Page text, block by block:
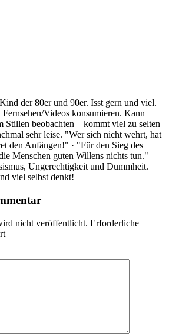
der 80er und 90er. Isst gern und viel.
Videos konsumieren. Kann
Stillen beobachten – kommt viel zu selten
sehr leise. "Wer sich nicht wehrt, hat
den Anfängen!" · "Für den Sieg des
Menschen guten Willens nichts tun."
Ungerechtigkeit und Dummheit.
viel selbst denkt!
nicht veröffentlicht. Erforderliche